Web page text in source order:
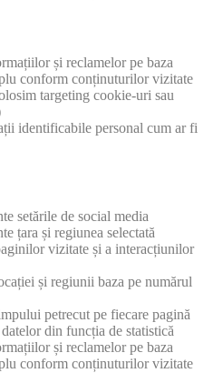
și reclamelor pe baza
conform conținuturilor vizitate
targeting cookie-uri sau
identificabile personal cum ar fi
setările de social media
țara și regiunea selectată
vizitate și a interacțiunilor
și regiunii baza pe numărul
petrecut pe fiecare pagină
din funcția de statistică
și reclamelor pe baza
conform conținuturilor vizitate